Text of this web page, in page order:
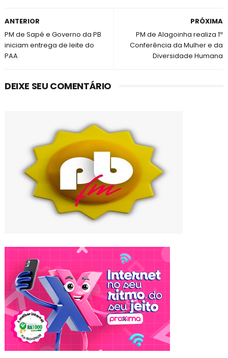
PRÓXIMA
PM de Alagoinha realiza 1ª
Conferência da Mulher e da
Diversidade Humana
ANTERIOR
PM de Sapé e Governo da PB
iniciam entrega de leite do
PAA
DEIXE SEU COMENTÁRIO